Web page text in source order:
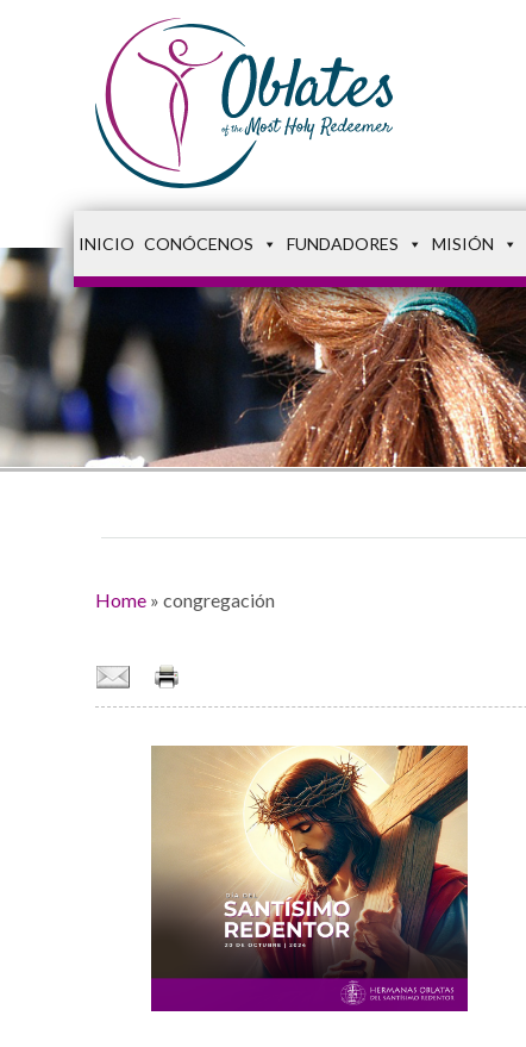
INICIO CONÓCENOS FUNDADORES MISIÓN
Home» congregación